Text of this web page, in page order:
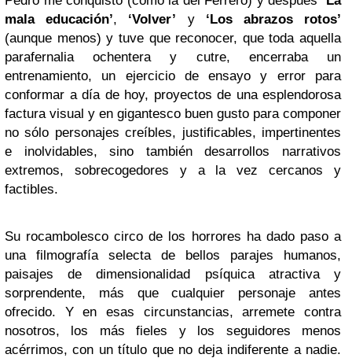
mala educación’, ‘Volver’ y ‘Los abrazos rotos’
(aunque menos) y tuve que reconocer, que toda aquella
parafernalia ochentera y cutre, encerraba un
entrenamiento, un ejercicio de ensayo y error para
conformar a día de hoy, proyectos de una esplendorosa
factura visual y en gigantesco buen gusto para componer
no sólo personajes creíbles, justificables, impertinentes
e inolvidables, sino también desarrollos narrativos
extremos, sobrecogedores y a la vez cercanos y
factibles.
Su rocambolesco circo de los horrores ha dado paso a
una filmografía selecta de bellos parajes humanos,
paisajes de dimensionalidad psíquica atractiva y
sorprendente, más que cualquier personaje antes
ofrecido. Y en esas circunstancias, arremete contra
nosotros, los más fieles y los seguidores menos
acérrimos, con un título que no deja indiferente a nadie.